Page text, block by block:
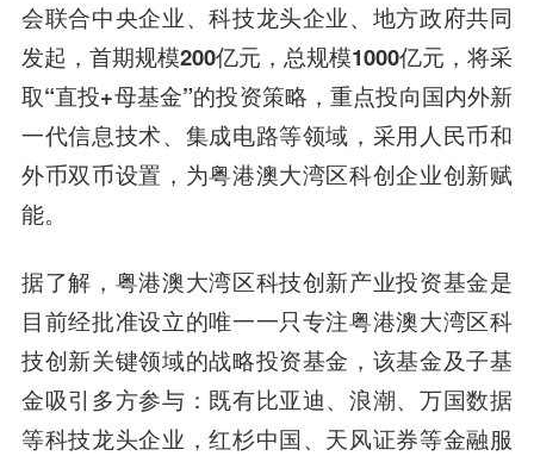
会联合中央企业、科技龙头企业、地方政府共同
发起， 首期规模200亿元 ，总规模1000亿元 ，将采
取“直投+母基金”的投资策略，重点投向国内外新
一代信息技术、集成电路等领域，采用人民币和
外币双币设置，为粤港澳大湾区科创企业创新赋
能。
据了解， 粤港澳大湾区科技创新产业投资基金是
目前经批准设立的唯一一只专注粤港澳大湾区科
技创新关键领域的战略投资基金 ， 该基金及子基
金吸引多方参与：既有比亚迪、浪潮、万国数据
等科技龙头企业，红杉中国、 天风证券等金融服